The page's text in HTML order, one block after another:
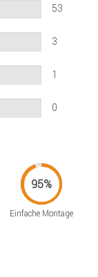
53
3
1
0
Einfache Montage